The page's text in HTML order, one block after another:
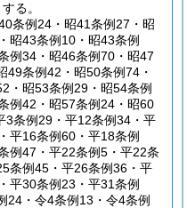
る。
条例24・昭41条例27・昭
昭43条例10・昭43条例
例34・昭46条例70・昭47
49条例42・昭50条例74・
・昭53条例29・昭54条例
例42・昭57条例24・昭60
3条例29・平12条例34・平
平16条例60・平18条例
例47・平22条例5・平22条
条例45・平26条例36・平
平30条例23・平31条例
24・令4条例13・令4条例